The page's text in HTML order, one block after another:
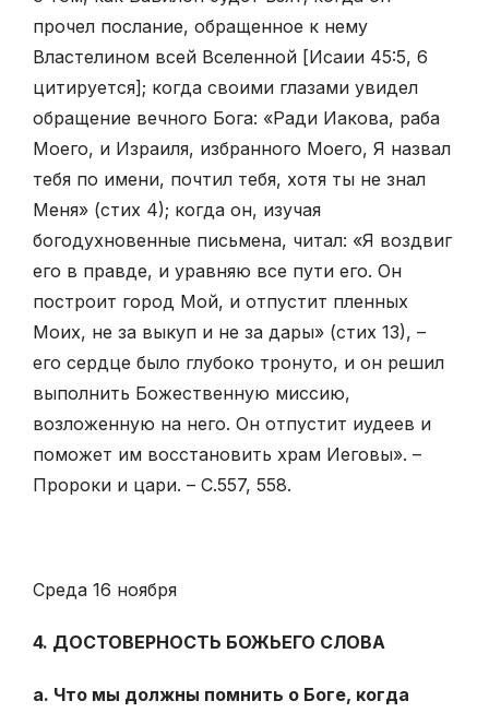
прочел послание, обращенное к нему
Властелином всей Вселенной [Исаии 45:5, 6
цитируется]; когда своими глазами увидел
обращение вечного Бога: «Ради Иакова, раба
Моего, и Израиля, избранного Моего, Я назвал
тебя по имени, почтил тебя, хотя ты не знал
Меня» (стих 4); когда он, изучая
богодухновенные письмена, читал: «Я воздвиг
его в правде, и уравняю все пути его. Он
построит город Мой, и отпустит пленных
Моих, не за выкуп и не за дары» (стих 13), –
его сердце было глубоко тронуто, и он решил
выполнить Божественную миссию,
возложенную на него. Он отпустит иудеев и
поможет им восстановить храм Иеговы». –
Пророки и цари. – С.557, 558.
Среда 16 ноября
4. ДОСТОВЕРНОСТЬ БОЖЬЕГО СЛОВА
а. Что мы должны помнить о Боге, когда